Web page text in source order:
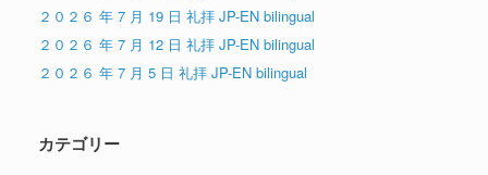
２０２６ 年 7 月 19 日 礼拝 JP-EN bilingual
２０２６ 年 7 月 12 日 礼拝 JP-EN bilingual
２０２６ 年 7 月 5 日 礼拝 JP-EN bilingual
カテゴリー